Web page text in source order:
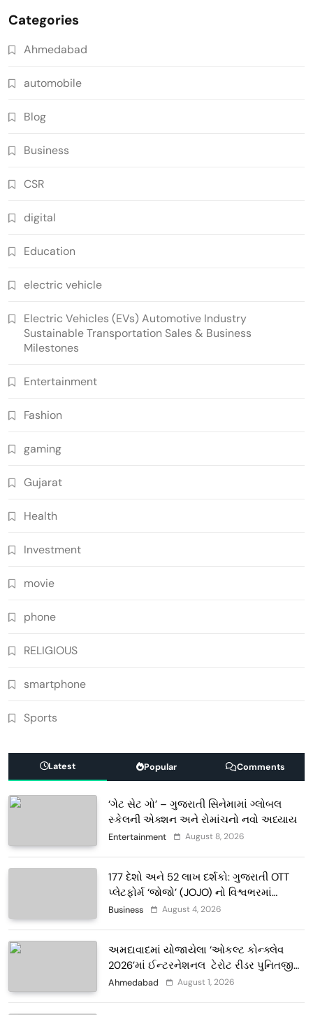
Categories
Ahmedabad
automobile
Blog
Business
CSR
digital
Education
electric vehicle
Electric Vehicles (EVs) Automotive Industry
Sustainable Transportation Sales & Business
Milestones
Entertainment
Fashion
gaming
Gujarat
Health
Investment
movie
phone
RELIGIOUS
smartphone
Sports
Latest Popular Comments
‘ગેટ સેટ ગો’ – ગુજરાતી સિનેમામાં ગ્લોબલ
સ્કેલની એક્શન અને રોમાંચનો નવો અધ્યાય
Entertainment August 8, 2026
177 દેશો અને 52 લાખ દર્શકો: ગુજરાતી OTT
પ્લેટફોર્મ ‘જોજો’ (JOJO) નો વિશ્વભરમાં
દબદબો
Business August 4, 2026
અમદાવાદમાં યોજાયેલા ‘ઓકલ્ટ કોન્ક્લેવ
2026’માં ઈન્ટરનેશનલ ટેરોટ રીડર પુનિતજી
લુલ્લા એ ટેરોટ કાર્ડ રીડિંગ અંગે માહિતી આપી
Ahmedabad August 1, 2026